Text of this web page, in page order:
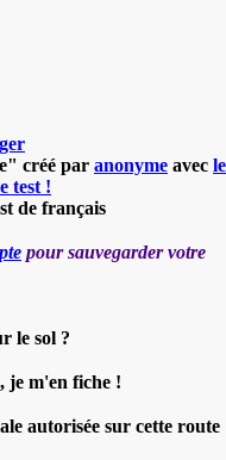
créé par anonyme avec le
test !
de français
pour sauvegarder votre
le sol ?
je m'en fiche !
autorisée sur cette route